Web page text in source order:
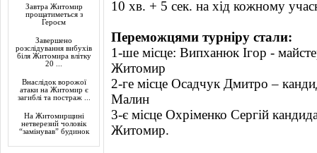
Завтра Житомир
прощатиметься з
Героєм
Завершено
розслідування вибухів
біля Житомира влітку
20 ...
Внаслідок ворожої
атаки на Житомир є
загиблі та постраж ...
На Житомирщині
нетверезий чоловік
“замінував” будинок
10 хв. + 5 сек. на хід кожному
Переможцями турніру стали:
1-ше місце: Випханюк Ігор -
Житомир
2-ге місце Осадчук Дмитро –
Малин
3-є місце Охріменко Сергій
Житомир.